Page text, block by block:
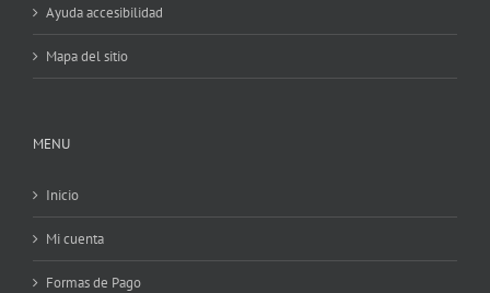
Ayuda accesibilidad
Mapa del sitio
MENU
Inicio
Mi cuenta
Formas de Pago